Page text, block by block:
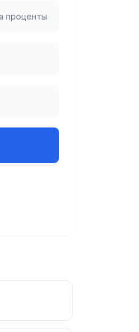
проценты